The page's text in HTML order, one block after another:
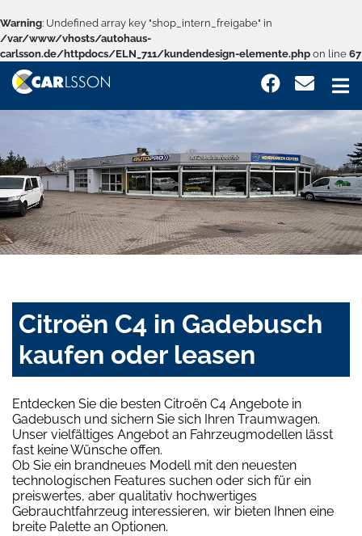
Warning: Undefined array key "shop_intern_freigabe" in
/var/www/vhosts/autohaus-
carlsson.de/httpdocs/ELN_711/kundendesign-elemente.php on line 67
Citroën C4 in Gadebusch
kaufen oder leasen
Entdecken Sie die besten Citroën C4 Angebote in
Gadebusch und sichern Sie sich Ihren Traumwagen.
Unser vielfältiges Angebot an Fahrzeugmodellen lässt
fast keine Wünsche offen.
Ob Sie ein brandneues Modell mit den neuesten
technologischen Features suchen oder sich für ein
preiswertes, aber qualitativ hochwertiges
Gebrauchtfahrzeug interessieren, wir bieten Ihnen eine
breite Palette an Optionen.